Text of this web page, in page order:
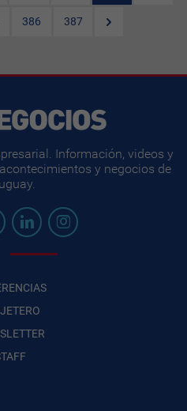
386 387
Información, videos y
y negocios de